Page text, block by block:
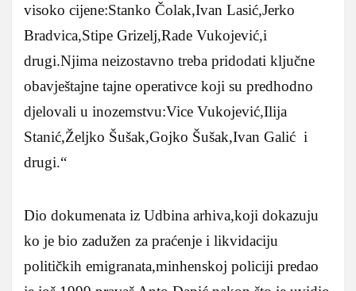
visoko cijene:Stanko Čolak,Ivan Lasić,Jerko
Bradvica,Stipe Grizelj,Rade Vukojević,i
drugi.Njima neizostavno treba pridodati ključne
obavještajne tajne operativce koji su predhodno
djelovali u inozemstvu:Vice Vukojević,Ilija
Stanić,Željko Šušak,Gojko Šušak,Ivan Galić i
drugi.“
Dio dokumenata iz Udbina arhiva,koji dokazuju
ko je bio zadužen za praćenje i likvidaciju
političkih emigranata,minhenskoj policiji predao